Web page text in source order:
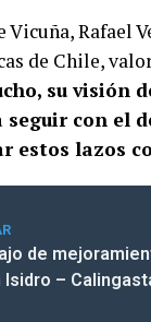
Vicuña, Rafael
de Chile,
su visión
con el
estos lazos
de
Isidro –